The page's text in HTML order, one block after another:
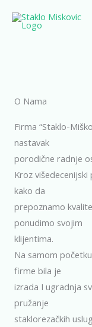
O Nama
Firma “Staklo-
nastavak
porodične radnje
Kroz
kako da
prepoznamo
ponudimo svojim
klijentima.
Na samom
firme bila je
izrada I ugradnja
pružanje
staklorezačkih